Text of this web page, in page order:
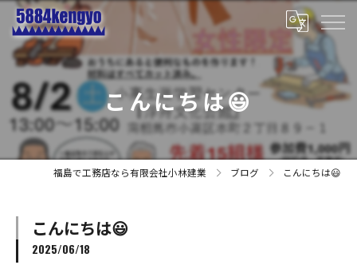
こんにちは😃
福島で工務店なら有限会社小林建業 ブログ こんにちは😃
こんにちは😃
2025/06/18